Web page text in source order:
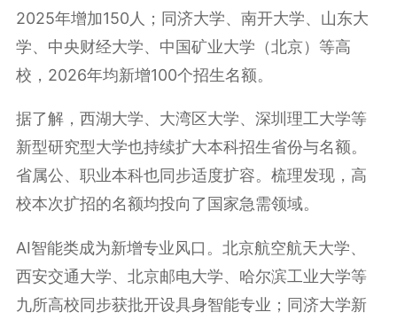
2025年增加150人；同济大学、南开大学、山东大
学、中央财经大学、中国矿业大学（北京）等高
校，2026年均新增100个招生名额。
据了解，西湖大学、大湾区大学、深圳理工大学等
新型研究型大学也持续扩大本科招生省份与名额。
省属公、职业本科也同步适度扩容。梳理发现，高
校本次扩招的名额均投向了国家急需领域。
AI智能类成为新增专业风口。北京航空航天大学、
西安交通大学、北京邮电大学、哈尔滨工业大学等
九所高校同步获批开设具身智能专业；同济大学新